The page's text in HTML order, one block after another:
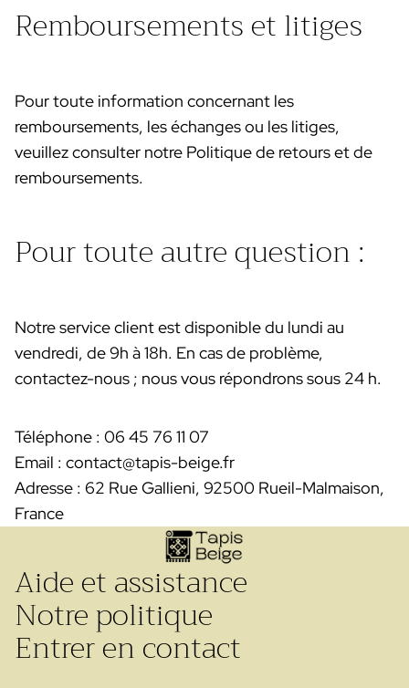
Remboursements et litiges
Pour toute information concernant les
remboursements, les échanges ou les litiges,
veuillez consulter notre Politique de retours et de
remboursements.
Pour toute autre question :
Notre service client est disponible du lundi au
vendredi, de 9h à 18h. En cas de problème,
contactez-nous ; nous vous répondrons sous 24 h.
Téléphone : 06 45 76 11 07
Email : contact@tapis-beige.fr
Adresse : 62 Rue Gallieni, 92500 Rueil-Malmaison,
France
Aide et assistance
Notre politique
Entrer en contact